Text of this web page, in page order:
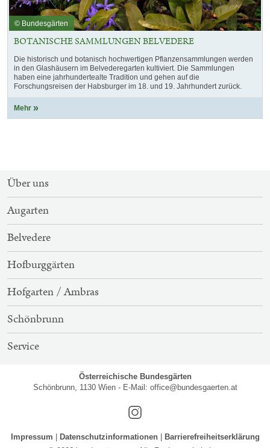
© Bundesgärten
BOTANISCHE SAMMLUNGEN BELVEDERE
Die historisch und botanisch hochwertigen Pflanzensammlungen werden
in den Glashäusern im Belvederegarten kultiviert. Die Sammlungen
haben eine jahrhundertealte Tradition und gehen auf die
Forschungsreisen der Habsburger im 18. und 19. Jahrhundert zurück.
Mehr
SITEMAP-
NAVIGATION
Über uns
Augarten
Belvedere
Hofburggärten
Hofgarten / Ambras
Schönbrunn
Service
Österreichische Bundesgärten
Schönbrunn, 1130 Wien - E-Mail: office@bundesgaerten.at
Instagram
Impressum Datenschutzinformationen
Barrierefreiheitserklärung